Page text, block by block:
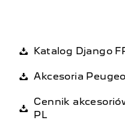
Katalog Django
Akcesoria
Cennik
PL